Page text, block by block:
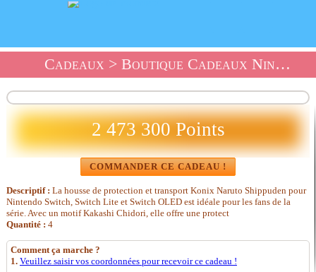
Cadeaux > Boutique Cadeaux Nintendo
2 473 300 Points
COMMANDER CE CADEAU !
Descriptif : La housse de protection et transport Konix Naruto Shippuden pour
Nintendo Switch, Switch Lite et Switch OLED est idéale pour les fans de la
série. Avec un motif Kakashi Chidori, elle offre une protect
Quantité : 4
Comment ça marche ?
1. Veuillez saisir vos coordonnées pour recevoir ce cadeau !